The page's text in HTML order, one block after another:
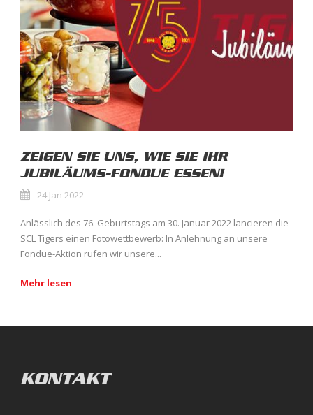
ZEIGEN SIE UNS, WIE SIE IHR
JUBILÄUMS-FONDUE ESSEN!
24 Jan 2022
Anlässlich des 76. Geburtstags am 30. Januar 2022 lancieren die
SCL Tigers einen Fotowettbewerb: In Anlehnung an unsere
Fondue-Aktion rufen wir unsere...
Mehr lesen
KONTAKT